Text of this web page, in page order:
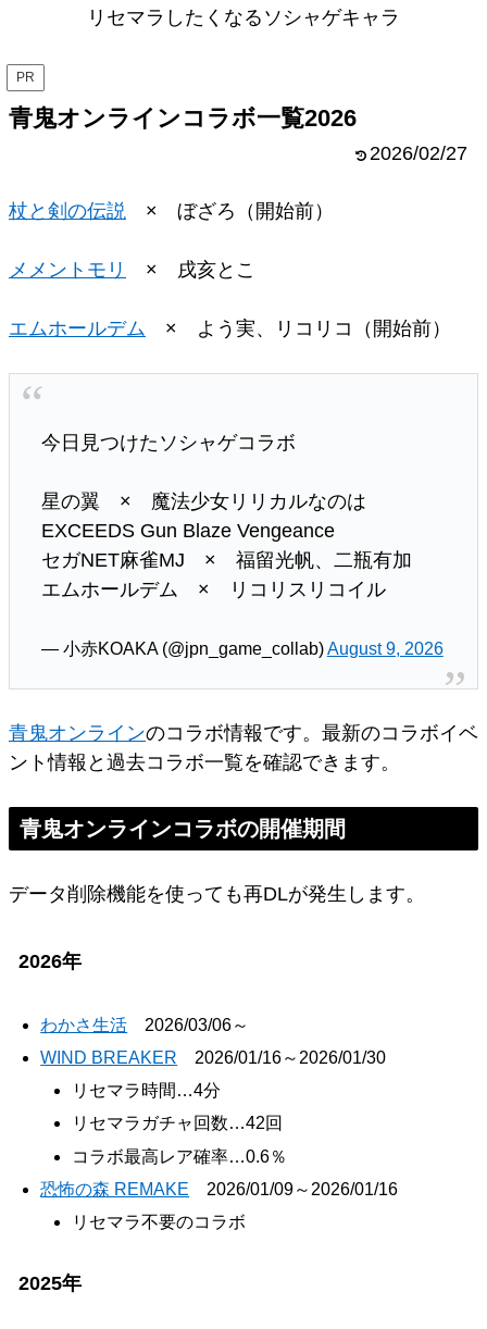
リセマラしたくなるソシャゲキャラ
PR
青鬼オンラインコラボ一覧2026
2026/02/27
杖と剣の伝説 × ぼざろ（開始前）
メメントモリ × 戌亥とこ
エムホールデム × よう実、リコリコ（開始前）
今日見つけたソシャゲコラボ
星の翼 × 魔法少女リリカルなのは
EXCEEDS Gun Blaze Vengeance
セガNET麻雀MJ × 福留光帆、二瓶有加
エムホールデム × リコリスリコイル
— 小赤KOAKA (@jpn_game_collab)August 9, 2026
青鬼オンラインのコラボ情報です。最新のコラボイベ
ント情報と過去コラボ一覧を確認できます。
青鬼オンラインコラボの開催期間
データ削除機能を使っても再DLが発生します。
2026年
わかさ生活 2026/03/06～
WIND BREAKER 2026/01/16～2026/01/30
リセマラ時間…4分
リセマラガチャ回数…42回
コラボ最高レア確率…0.6％
恐怖の森 REMAKE 2026/01/09～2026/01/16
リセマラ不要のコラボ
2025年